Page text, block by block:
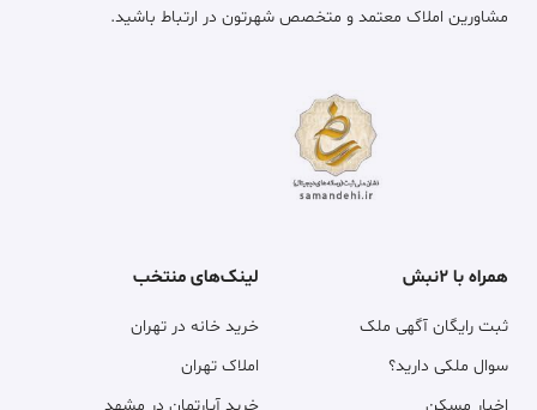
مشاورین املاک معتمد و متخصص شهرتون در ارتباط باشید.
همراه با ۲نبش
ثبت رایگان آگهی ملک
سوال ملکی دارید؟
اخبار مسکن
لینک‌های منتخب
خرید خانه در تهران
املاک تهران
خرید آپارتمان در مشهد